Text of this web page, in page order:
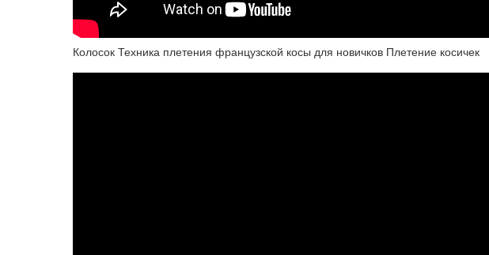
Колосок Техника плетения французской косы для новичков Плетение косичек